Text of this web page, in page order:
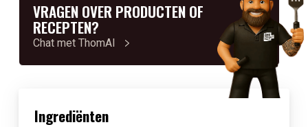
VRAGEN OVER PRODUCTEN OF
RECEPTEN?
Chat met ThomAI
Ingrediënten